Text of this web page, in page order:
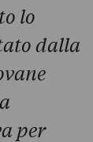
lo
dalla
per